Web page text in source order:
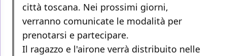
città toscana. Nei prossimi giorni,
verranno comunicate le modalità per
prenotarsi e partecipare.
Il ragazzo e l'airone verrà distribuito nelle